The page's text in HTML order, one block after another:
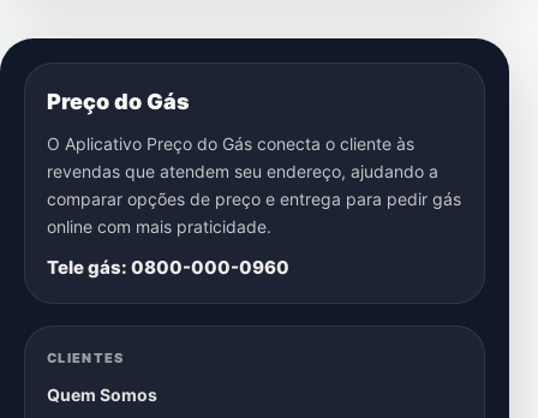
Preço do Gás
O Aplicativo Preço do Gás conecta o cliente às
revendas que atendem seu endereço, ajudando a
comparar opções de preço e entrega para pedir gás
online com mais praticidade.
Tele gás: 0800-000-0960
CLIENTES
Quem Somos